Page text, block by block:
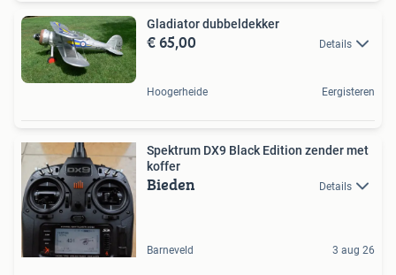
Gladiator dubbeldekker
€ 65,00 Details
Hoogerheide Eergisteren
Spektrum DX9 Black Edition zender met
koffer
Bieden Details
Barneveld 3 aug 26